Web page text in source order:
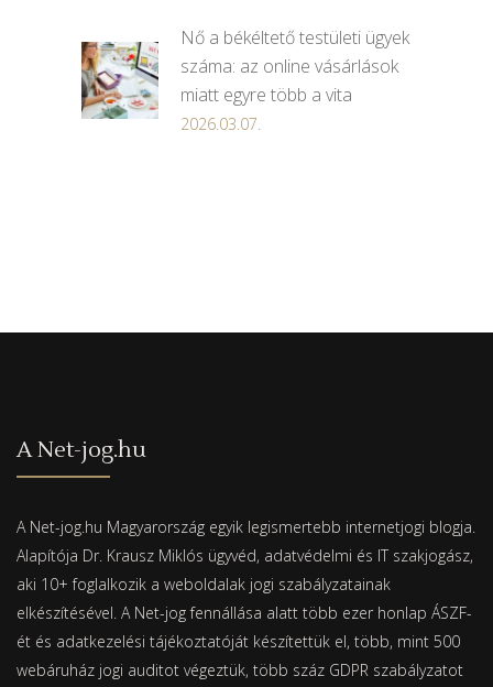
Nő a békéltető testületi ügyek
száma: az online vásárlások
miatt egyre több a vita
2026.03.07.
A Net-jog.hu
A Net-jog.hu Magyarország egyik legismertebb internetjogi blogja.
Alapítója Dr. Krausz Miklós ügyvéd, adatvédelmi és IT szakjogász,
aki 10+ foglalkozik a weboldalak jogi szabályzatainak
elkészítésével. A Net-jog fennállása alatt több ezer honlap ÁSZF-
ét és adatkezelési tájékoztatóját készítettük el, több, mint 500
webáruház jogi auditot végeztük, több száz GDPR szabályzatot